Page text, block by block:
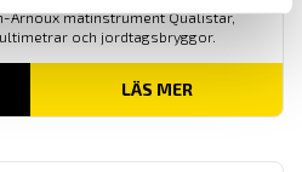
Arnoux mätinstrument Qualistar,
och jordtagsbryggor.
LÄS MER